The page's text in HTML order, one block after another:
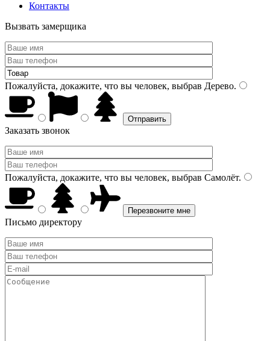
Контакты
Вызвать замерщика
Пожалуйста, докажите, что вы человек, выбрав Дерево.
Заказать звонок
Пожалуйста, докажите, что вы человек, выбрав Самолёт.
Письмо директору